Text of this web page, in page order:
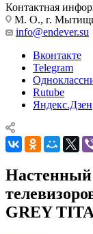
Контактная
М. О., г.
info@endever.su
Вконтакте
Telegram
Rutube
Яндекс.Дзен
GREY